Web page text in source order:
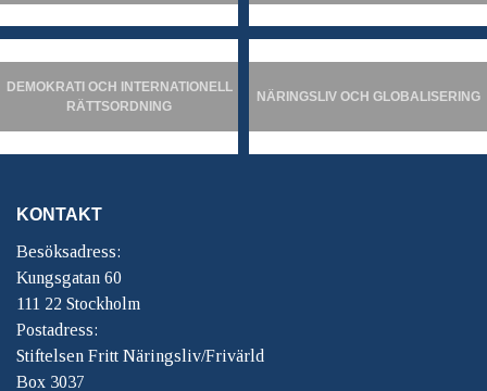
DEMOKRATI OCH INTERNATIONELL
RÄTTSORDNING
NÄRINGSLIV OCH GLOBALISERING
KONTAKT
Besöksadress:
Kungsgatan 60
111 22 Stockholm
Postadress:
Stiftelsen Fritt Näringsliv/Frivärld
Box 3037